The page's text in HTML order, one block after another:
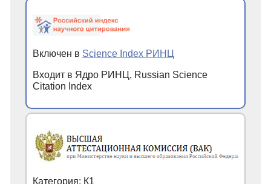
Включен в Science Index РИНЦ
Входит в Ядро РИНЦ, Russian Science
Citation Index
Категория: К1